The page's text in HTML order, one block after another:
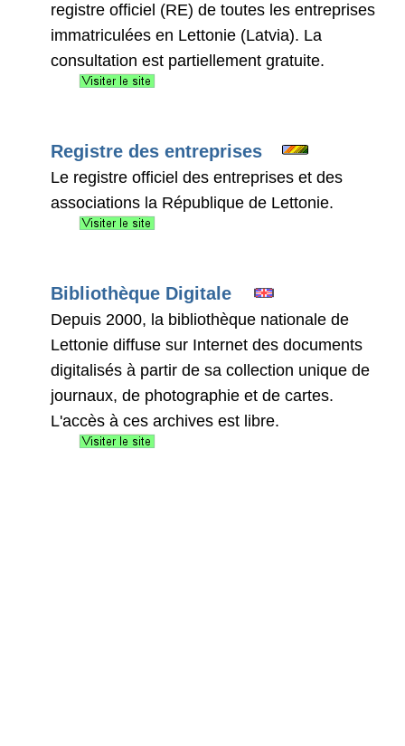
registre officiel (RE) de toutes les entreprises
immatriculées en Lettonie (Latvia). La
consultation est partiellement gratuite.
Registre des entreprises
Le registre officiel des entreprises et des
associations la République de Lettonie.
Bibliothèque Digitale
Depuis 2000, la bibliothèque nationale de
Lettonie diffuse sur Internet des documents
digitalisés à partir de sa collection unique de
journaux, de photographie et de cartes.
L'accès à ces archives est libre.